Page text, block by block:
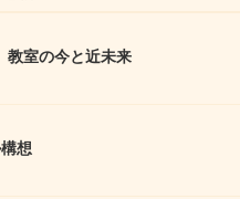
教室の今と近未来
想